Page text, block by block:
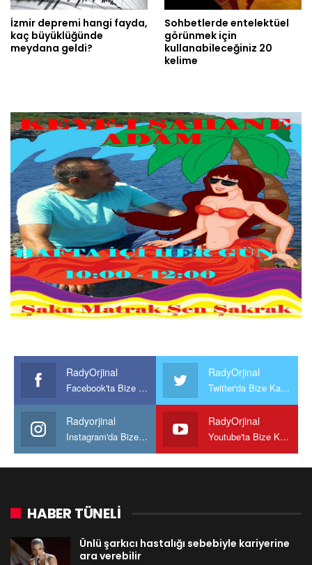
İzmir depremi hangi fayda,
kaç büyüklüğünde
meydana geldi?
Sohbetlerde entelektüel
görünmek için
kullanabileceğiniz 20
kelime
RadyOrjinal
Facebook'ta Bize Katılın
RadyOrjinal
Twitter'da Bize Katılın
Radyorjinal
Instagram'da Bize katılın
RadyOrjinal
Youtube'ta Bize Katılın
HABER TÜNELİ
Ünlü şarkıcı hastalığı sebebiyle kariyerine
ara verebilir